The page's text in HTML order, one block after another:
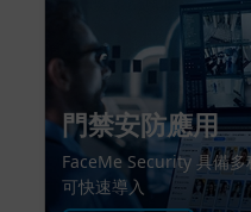
門禁安防應用
FaceMe Security 具備多
可快速導入